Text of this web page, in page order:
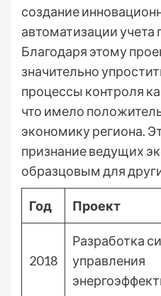
создание
автоматизации учета
Благодаря этому
значительно
процессы контроля
что имело
экономику региона.
признание ведущих
образцовым для
Год Проект
2018
Разработка
управления